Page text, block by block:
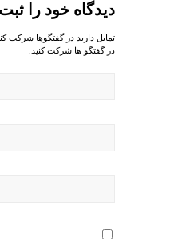
دیدگاه خود را
تمایل دارید در گفتگوها شرکت
در گفتگو ها شرکت کنید.